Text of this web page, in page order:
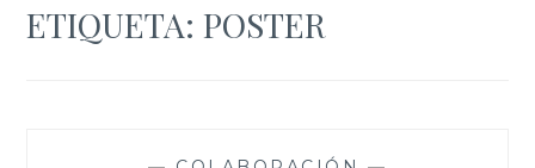
ETIQUETA:POSTER